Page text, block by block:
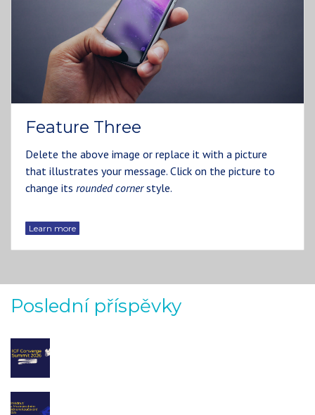
Feature Three
Delete the above image or replace it with a picture
that illustrates your message. Click on the picture to
change its rounded cornerstyle.
Learn more
Poslední příspěvky